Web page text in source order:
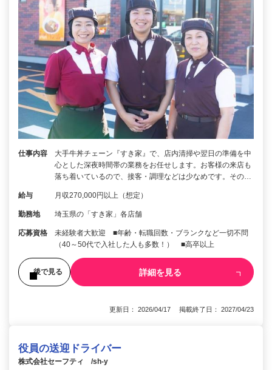
仕事内容
大手牛丼チェーン『すき家』で、店内清掃や翌日の準備を中
心とした深夜時間帯の業務をお任せします。お客様の来店も
落ち着いているので、接客・調理などは少なめです。その…
給与 月収270,000円以上（想定）
勤務地 埼玉県の「すき家」各店舗
応募資格
未経験者大歓迎 ■年齢・転職回数・ブランクなど一切不問
（40～50代で入社した人も多数！） ■高卒以上
後で見る 詳細を見る
更新日： 2026/04/17 掲載終了日： 2027/04/23
役員の送迎ドライバー
株式会社セーフティ /sh-y